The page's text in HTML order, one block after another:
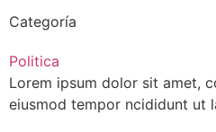
Categoría
Politica
Lorem ipsum dolor sit amet,
eiusmod tempor ncididunt ut